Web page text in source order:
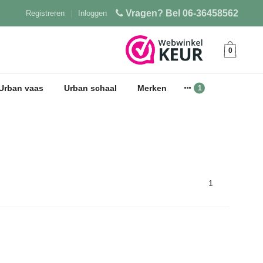
Vragen? Bel 06-36458562
Inloggen
Registreren
0
vaas Urban schaal Merken
1